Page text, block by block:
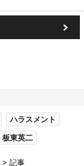
ハラスメント
板東英二
記事